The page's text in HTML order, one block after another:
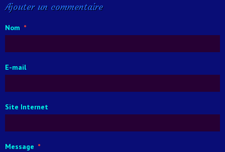
Ajouter un commentaire
Nom
E-mail
Site Internet
Message